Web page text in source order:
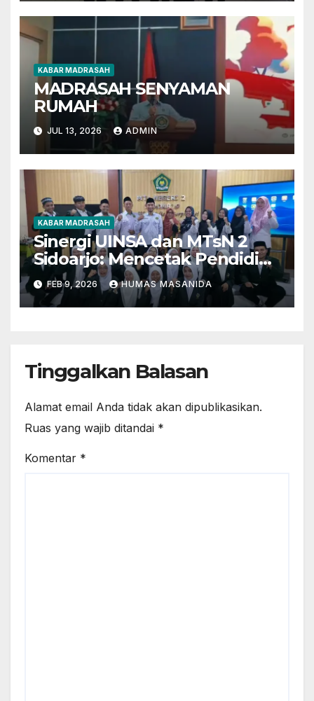
KABAR MADRASAH
MADRASAH SENYAMAN
RUMAH
JUL 13, 2026 ADMIN
KABAR MADRASAH
Sinergi UINSA dan MTsN 2
Sidoarjo: Mencetak Pendidik
Berkarakter Menghadapi
Tantangan Zaman
FEB 9, 2026 HUMAS MASANIDA
Tinggalkan Balasan
Alamat email Anda tidak akan dipublikasikan.
Ruas yang wajib ditandai *
Komentar *